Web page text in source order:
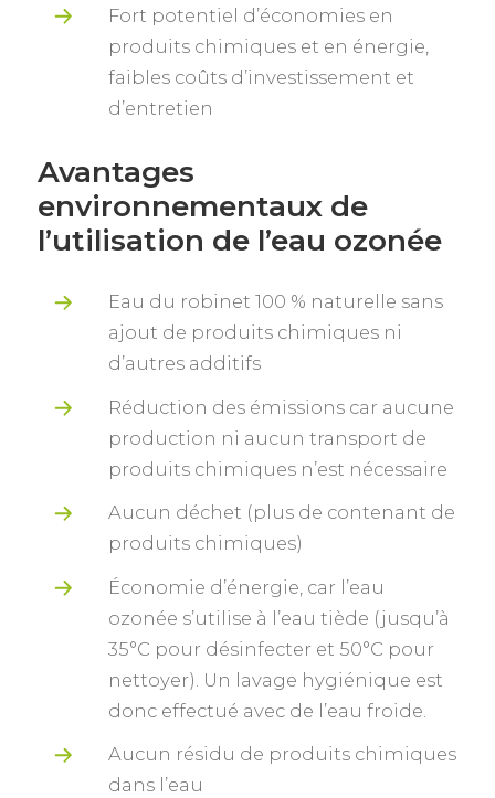
Fort potentiel d’économies en
produits chimiques et en énergie,
faibles coûts d’investissement et
d’entretien
Avantages
environnementaux de
l’utilisation de l’eau ozonée
Eau du robinet 100 % naturelle sans
ajout de produits chimiques ni
d’autres additifs
Réduction des émissions car aucune
production ni aucun transport de
produits chimiques n’est nécessaire
Aucun déchet (plus de contenant de
produits chimiques)
Économie d’énergie, car l’eau
ozonée s’utilise à l’eau tiède (jusqu’à
35°C pour désinfecter et 50°C pour
nettoyer). Un lavage hygiénique est
donc effectué avec de l’eau froide.
Aucun résidu de produits chimiques
dans l’eau